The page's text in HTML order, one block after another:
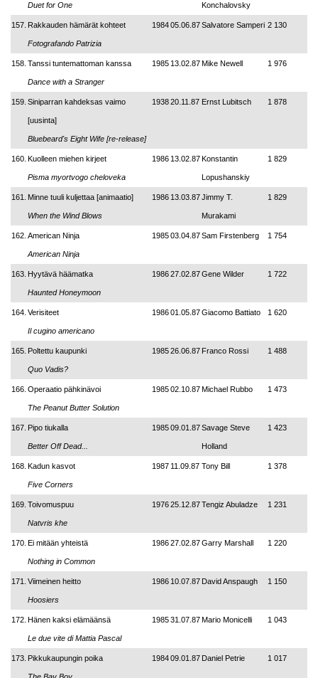
Duet for One Konchalovsky
157. Rakkauden hämärät kohteet
Fotografando Patrizia
198405.06.87Salvatore Samperi 2 130
158. Tanssi tuntemattoman kanssa
Dance with a Stranger
1985 13.02.87Mike Newell 1 976
159. Siniparran kahdeksas vaimo
[uusinta]
Bluebeard's Eight Wife [re-release]
193820.11.87 Ernst Lubitsch 1 878
160. Kuolleen miehen kirjeet
Pisma myortvogo cheloveka
1986 13.02.87Konstantin
Lopushanskiy
1 829
161. Minne tuuli kuljettaa [animaatio]
When the Wind Blows
1986 13.03.87Jimmy T.
Murakami
1 829
162. American Ninja
American Ninja
198503.04.87Sam Firstenberg 1 754
163. Hyytävä häämatka
Haunted Honeymoon
198627.02.87Gene Wilder 1 722
164. Verisiteet
Il cugino americano
198601.05.87Giacomo Battiato 1 620
165. Poltettu kaupunki
Quo Vadis?
198526.06.87 Franco Rossi 1 488
166. Operaatio pähkinävoi
The Peanut Butter Solution
198502.10.87Michael Rubbo 1 473
167. Pipo tiukalla
Better Off Dead...
198509.01.87Savage Steve
Holland
1 423
168. Kadun kasvot
Five Corners
1987 11.09.87 Tony Bill 1 378
169. Toivomuspuu
Natvris khe
197625.12.87Tengiz Abuladze 1 231
170. Ei mitään yhteistä
Nothing in Common
198627.02.87Garry Marshall 1 220
171. Viimeinen heitto
Hoosiers
1986 10.07.87 David Anspaugh 1 150
172. Hänen kaksi elämäänsä
Le due vite di Mattia Pascal
198531.07.87Mario Monicelli 1 043
173. Pikkukaupungin poika 198409.01.87 Daniel Petrie 1 017